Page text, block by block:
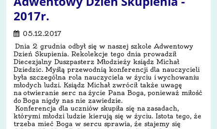
2017r.
05.12.2017
Dnia 2 grudnia odbył się w naszej szkole Adwentowy
Dzień Skupienia. Rekolekcje tego dnia prowadził
Diecezjalny Duszpasterz Młodzieży ksiądz Michał
Dziedzic. Myślą przewodnią konferencji dla nauczycieli
była szczególna rola nauczyciela w życiu i wychowaniu
młodych ludzi. Ksiądz Michał zwrócił także uwagę
na otwieranie serc na życie Pana Boga, ponieważ miłość
do Boga nigdy nas nie zawiedzie.
Konferencja dla uczniów skupiła się na zasadach,
którymi młodzi ludzie kierują się w życiu. Istota tego, że
trzeba mieć Boga w sercu sprawia, że stajemy się